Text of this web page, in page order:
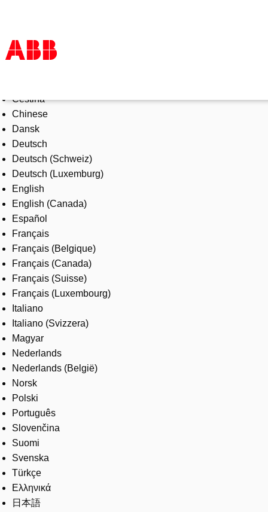
Products & Solutions
Industries
Services
About us
Where to buy
Contact us
Careers
Čeština
Chinese
Dansk
Deutsch
Deutsch (Schweiz)
Deutsch (Luxemburg)
English
English (Canada)
Español
Français
Français (Belgique)
Français (Canada)
Français (Suisse)
Français (Luxembourg)
Italiano
Italiano (Svizzera)
Magyar
Nederlands
Nederlands (België)
Norsk
Polski
Português
Slovenčina
Suomi
Svenska
Türkçe
Ελληνικά
日本語